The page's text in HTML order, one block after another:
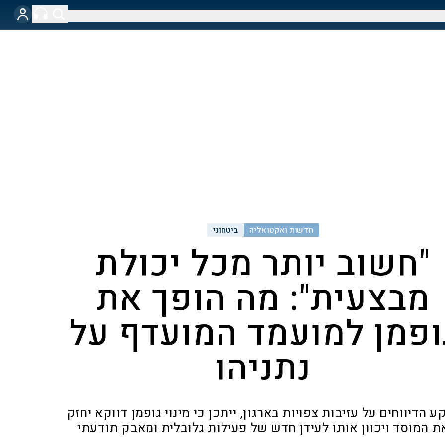
חדשות ואקטואליה ביטחוני
"חשוב יותר מכל יכולת
מבצעית": מה הופך את
למועמד המועדף על
נתניהו
הדיווחים על עזיבות צפויות בארגון, ייתכן כי מינוי גופמן דווקא יחזק
המוסד ויכוון אותו לעידן חדש של פעילות גלובלית ומאבק תודעתי